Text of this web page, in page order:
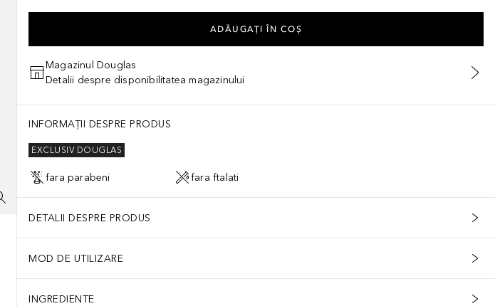
ADĂUGAȚI ÎN COŞ
Magazinul Douglas
Detalii despre disponibilitatea magazinului
INFORMAȚII DESPRE PRODUS
EXCLUSIV DOUGLAS
fara parabeni fara ftalati
DETALII DESPRE PRODUS
MOD DE UTILIZARE
INGREDIENTE